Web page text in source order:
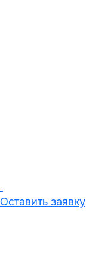
Оставить заявку